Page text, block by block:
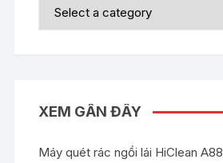
XEM GẦN ĐÂY
Máy quét rác ngồi lái HiClean A88